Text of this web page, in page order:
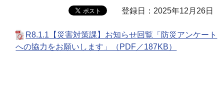
登録日：2025年12月26日
R8.1.1【災害対策課】お知らせ回覧「防災アンケート
への協力をお願いします」（PDF／187KB）